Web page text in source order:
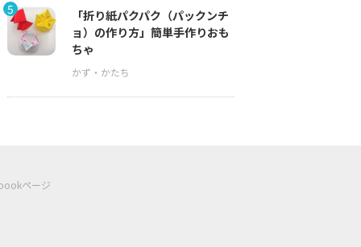
5
「折り紙パクパク（パックンチ
ョ）の作り方」簡単手作りおも
ちゃ
ページ